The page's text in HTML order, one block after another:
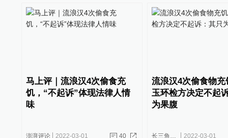
马上评｜流浪汉4次偷食充
饥，“不起诉”体现法律人情
味
澎湃评论 2022-03-01 40
流浪汉4次偷食物充
玉环检方决定不起
为果腹
长三角政商 2022-03-01